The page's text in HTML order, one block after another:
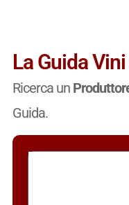
La Guida
Ricerca un
Guida.